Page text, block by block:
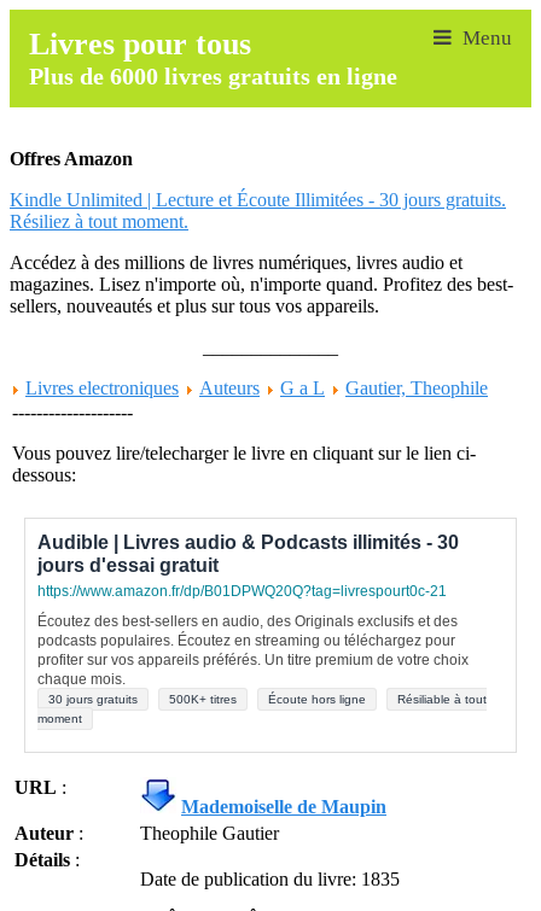
Livres pour tous
Plus de 6000 livres gratuits en ligne
Offres Amazon
Kindle Unlimited | Lecture et Écoute Illimitées - 30 jours gratuits.
Résiliez à tout moment.
Accédez à des millions de livres numériques, livres audio et
magazines. Lisez n'importe où, n'importe quand. Profitez des best-
sellers, nouveautés et plus sur tous vos appareils.
Livres electroniques
Auteurs G a L
Gautier, Theophile
--------------------
Vous pouvez lire/telecharger le livre en cliquant sur le lien ci-
dessous:
Audible | Livres audio & Podcasts illimités - 30
jours d'essai gratuit
https://www.amazon.fr/dp/B01DPWQ20Q?tag=livrespourt0c-21
Écoutez des best-sellers en audio, des Originals exclusifs et des
podcasts populaires. Écoutez en streaming ou téléchargez pour
profiter sur vos appareils préférés. Un titre premium de votre choix
chaque mois.
30 jours gratuits 500K+ titres Écoute hors ligne
Résiliable à tout
moment
URL :
Mademoiselle de Maupin
Auteur :
Theophile Gautier
Détails :
Date de publication du livre: 1835